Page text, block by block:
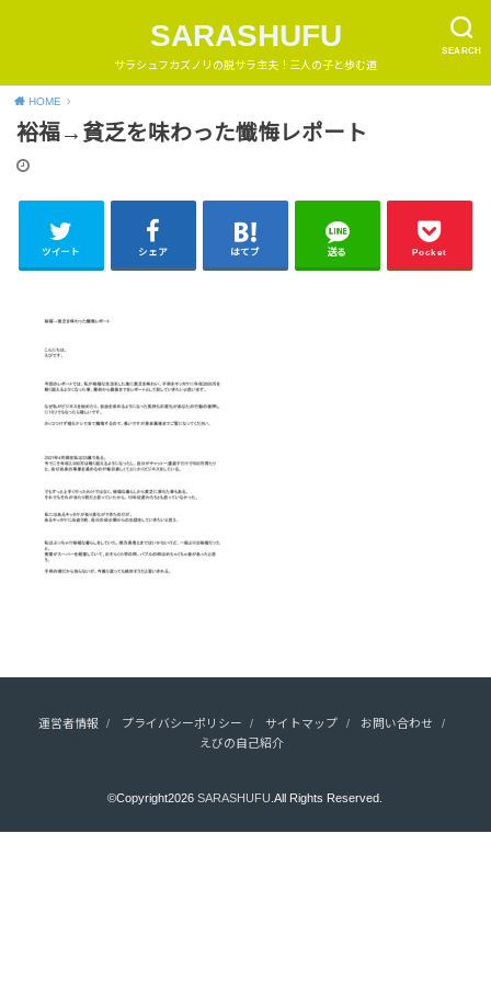
SEARCH
SARASHUFU
サラシュフカズノリの脱サラ主夫！三人の子と歩む道
HOME
裕福→貧乏を味わった懺悔レポート
ツイート シェア はてブ 送る Pocket
運営者情報 プライバシーポリシー サイトマップ
お問い合わせ
えびの自己紹介
©Copyright2026SARASHUFU.All Rights Reserved.